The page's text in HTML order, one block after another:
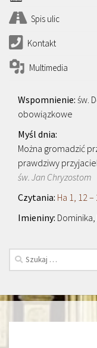
Spis ulic
Kontakt
Multimedia
św.
obowiązkowe
Można gromadzić
prawdziwy przyjaciel.
św. Jan Chryzostom
Ha 1, 12 –
Szukaj: